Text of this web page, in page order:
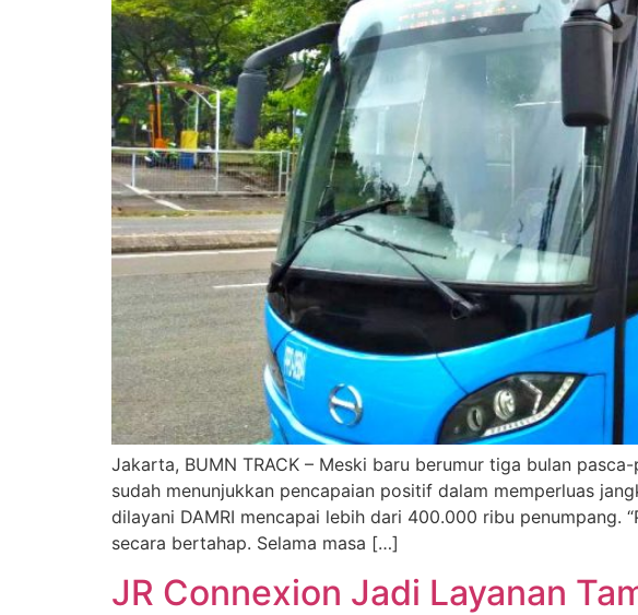
Jakarta, BUMN TRACK – Meski baru berumur tiga bulan
sudah menunjukkan pencapaian positif dalam memperluas
dilayani DAMRI mencapai lebih dari 400.000 ribu penumpang.
secara bertahap. Selama masa […]
JR Connexion Jadi Layanan